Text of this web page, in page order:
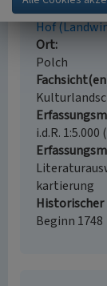
Hof
Ort
Polch
i.d.R.
kartierung
Beginn 1748